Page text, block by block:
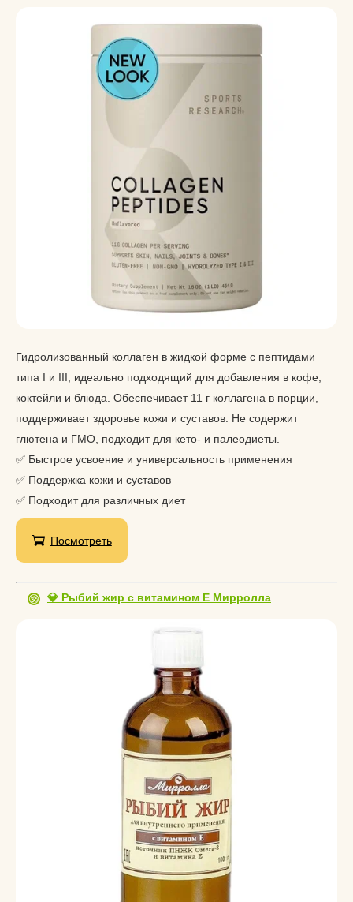
Гидролизованный коллаген в жидкой форме с пептидами
типа I и III, идеально подходящий для добавления в кофе,
коктейли и блюда. Обеспечивает 11 г коллагена в порции,
поддерживает здоровье кожи и суставов. Не содержит
глютена и ГМО, подходит для кето- и палеодиеты.
✅ Быстрое усвоение и универсальность применения
✅ Поддержка кожи и суставов
✅ Подходит для различных диет
Посмотреть
💎 Рыбий жир с витамином Е Мирролла